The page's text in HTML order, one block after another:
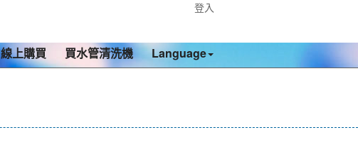
登入
線上購買 買水管清洗機 Language